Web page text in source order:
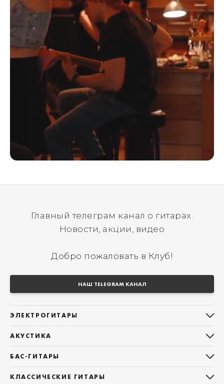
Главный телеграм канал о гитарах.
Новости, акции, видео
Добро пожаловать в Клуб!
НАШ TELEGRAM КАНАЛ
ЭЛЕКТРОГИТАРЫ
Telecaster
Les Paul
АКУСТИКА
Фолки (ОМ, 000, 00)
БАС-ГИТАРЫ
КЛАССИЧЕСКИЕ ГИТАРЫ